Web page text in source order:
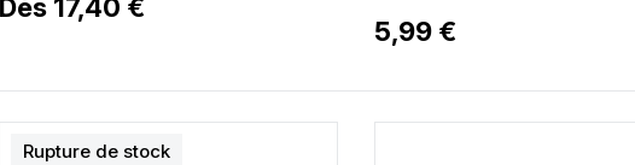
Dès 17,40 €
5,99 €
Rupture de stock